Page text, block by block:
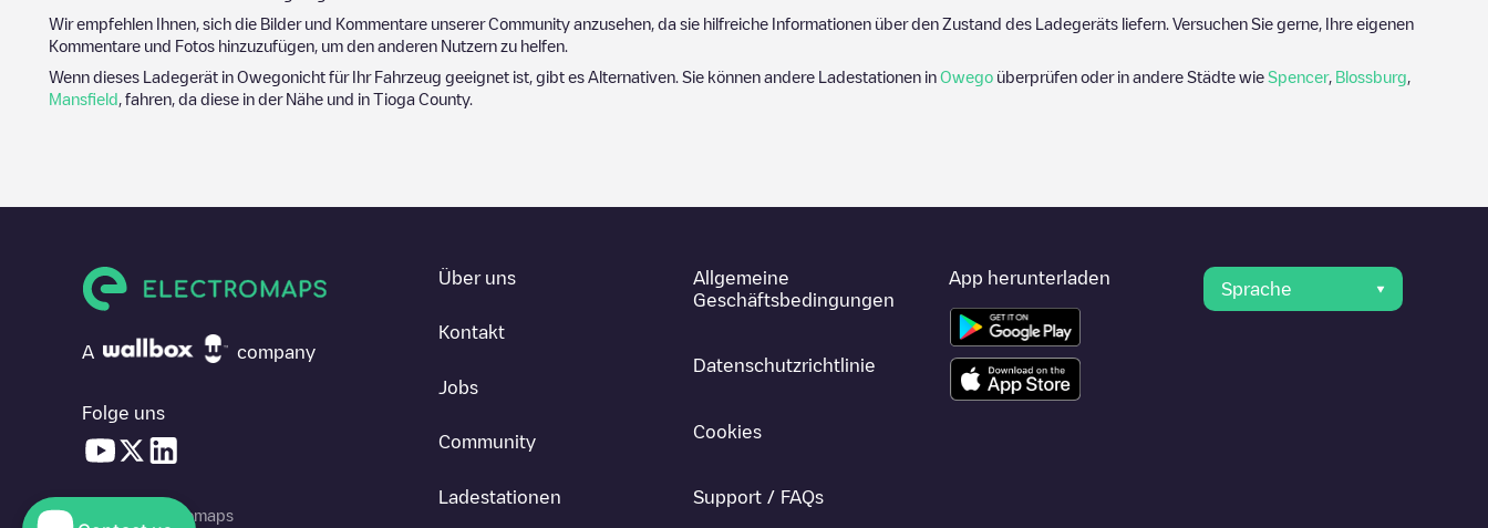
Wir empfehlen Ihnen, sich die Bilder und Kommentare unserer Community anzusehen, da sie hilfreiche Informationen über den Zustand des Ladegeräts liefern. Versuchen Sie gerne, Ihre eigenen
Kommentare und Fotos hinzuzufügen, um den anderen Nutzern zu helfen.
Wenn dieses Ladegerät in Owegonicht für Ihr Fahrzeug geeignet ist, gibt es Alternativen. Sie können andere Ladestationen in Owego überprüfen oder in andere Städte wie Spencer, Blossburg
Mansfield , fahren, da diese in der Nähe und in Tioga County.
A company
Folge uns
© 2026 Electromaps
Über uns
Kontakt
Jobs
Community
Ladestationen
Allgemeine
Geschäftsbedingungen
Datenschutzrichtlinie
Cookies
Support / FAQs
App herunterladen
Sprache